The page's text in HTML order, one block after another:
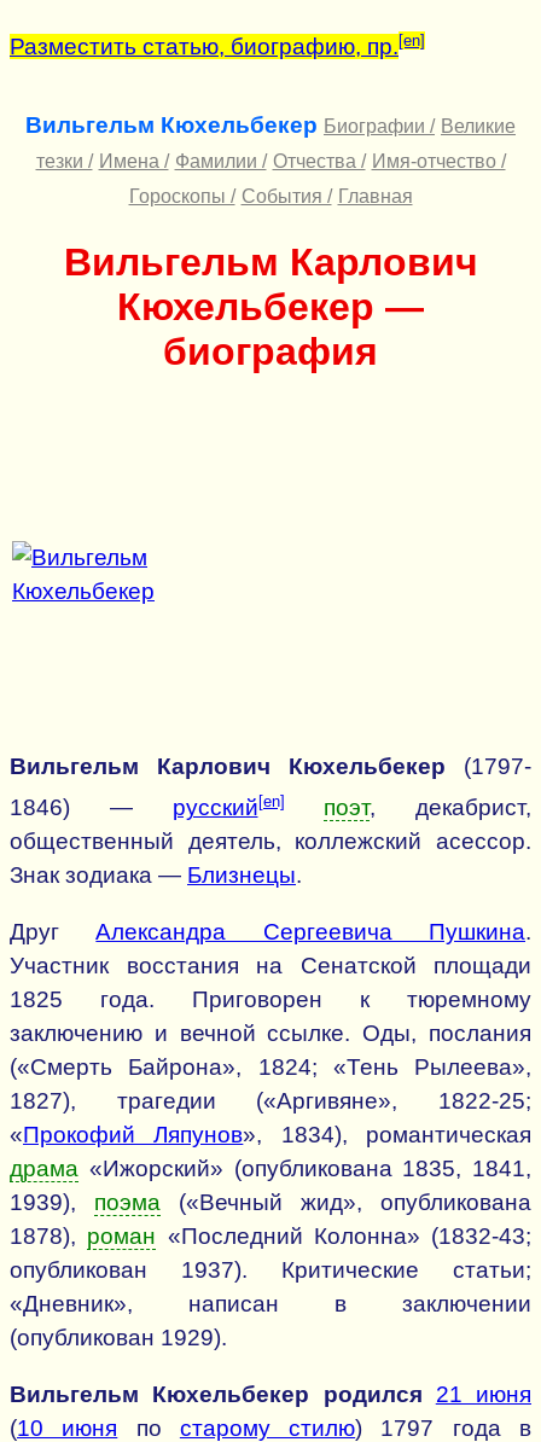
Разместить статью, биографию, пр.[en]
Вильгельм Кюхельбекер Биографии / Великие
тезки / Имена / Фамилии / Отчества / Имя-отчество /
Гороскопы / События / Главная
Вильгельм Карлович
Кюхельбекер —
биография
Вильгельм Карлович Кюхельбекер (1797-
1846) — русский [en] поэт, декабрист,
общественный деятель, коллежский асессор.
Знак зодиака — Близнецы.
ДругАлександра Сергеевича Пушкина.
Участник восстания на Сенатской площади
1825 года. Приговорен к тюремному
заключению и вечной ссылке. Оды, послания
(«Смерть Байрона», 1824; «Тень Рылеева»,
1827), трагедии («Аргивяне», 1822-25;
«Прокофий Ляпунов», 1834), романтическая
драма «Ижорский» (опубликована 1835, 1841,
1939), поэма («Вечный жид», опубликована
1878), роман «Последний Колонна» (1832-43;
опубликован 1937). Критические статьи;
«Дневник», написан в заключении
(опубликован 1929).
Вильгельм Кюхельбекер родился
21 июня
(10 июня по старому стилю) 1797 года в